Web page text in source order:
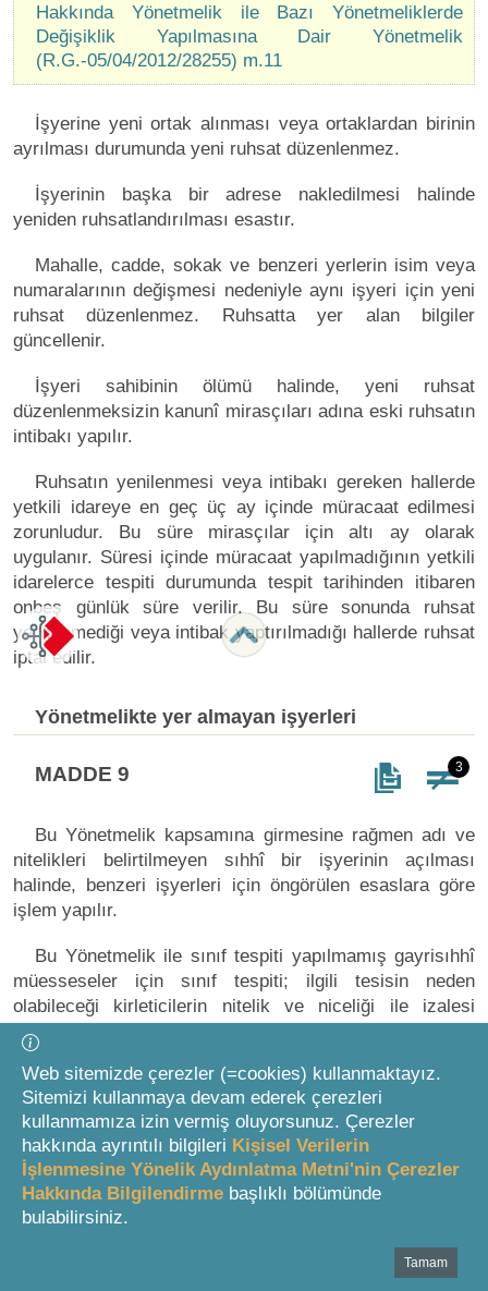
Hakkında Yönetmelik ile Bazı Yönetmeliklerde
Değişiklik Yapılmasına Dair Yönetmelik
(R.G.-05/04/2012/28255) m.11
İşyerine yeni ortak alınması veya ortaklardan birinin
ayrılması durumunda yeni ruhsat düzenlenmez.
İşyerinin başka bir adrese nakledilmesi halinde
yeniden ruhsatlandırılması esastır.
Mahalle, cadde, sokak ve benzeri yerlerin isim veya
numaralarının değişmesi nedeniyle aynı işyeri için yeni
ruhsat düzenlenmez. Ruhsatta yer alan bilgiler
güncellenir.
İşyeri sahibinin ölümü halinde, yeni ruhsat
düzenlenmeksizin kanunî mirasçıları adına eski ruhsatın
intibakı yapılır.
Ruhsatın yenilenmesi veya intibakı gereken hallerde
yetkili idareye en geç üç ay içinde müracaat edilmesi
zorunludur. Bu süre mirasçılar için altı ay olarak
uygulanır. Süresi içinde müracaat yapılmadığının yetkili
idarelerce tespiti durumunda tespit tarihinden itibaren
onbeş günlük süre verilir. Bu süre sonunda ruhsat
yenilenmediği veya intibak yaptırılmadığı hallerde ruhsat
iptal edilir.
Yönetmelikte yer almayan işyerleri
MADDE 9 3
Bu Yönetmelik kapsamına girmesine rağmen adı ve
nitelikleri belirtilmeyen sıhhî bir işyerinin açılması
halinde, benzeri işyerleri için öngörülen esaslara göre
işlem yapılır.
Bu Yönetmelik ile sınıf tespiti yapılmamış gayrisıhhî
müesseseler için sınıf tespiti; ilgili tesisin neden
olabileceği kirleticilerin nitelik ve niceliği ile izalesi
konusundaki proje ve açıklama raporu, neden olabileceği
çevre sağlığı riskleri, açıklamalı proses akım şeması,
eğer kurulu ise kapasite raporu (yoksa kişinin beyanı),
toplam motor gücü, toplam personel sayısı ve tesisin
diğer özelliklerine ilişkin bilgi ve belgeler dikkate
alınarak Sağlık Bakanlığı tarafından yapılarak Çevre,
Şehircilik ve İklim Değişikliği Bakanlığına bildirilir.
Değişik fıkra: İşyeri Açma ve Çalışma Ruhsatlarına
İlişkin Yönetmelikte Değişiklik Yapılmasına Dair
Web sitemizde çerezler (=cookies) kullanmaktayız.
Sitemizi kullanmaya devam ederek çerezleri
kullanmamıza izin vermiş oluyorsunuz. Çerezler
hakkında ayrıntılı bilgileri Kişisel Verilerin
İşlenmesine Yönelik Aydınlatma Metni'nin Çerezler
Hakkında Bilgilendirme başlıklı bölümünde
bulabilirsiniz.
Tamam